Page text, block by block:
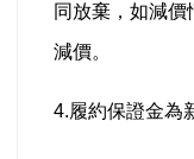
同放棄，如減
減價。
4.履約保證金為